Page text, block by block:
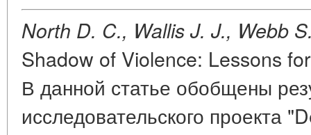
North D. C., Wallis J. J., Webb
Shadow of Violence: Lessons
В данной статье обобщены
исследовательского проекта